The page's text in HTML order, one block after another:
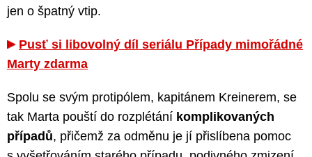
jen o špatný vtip.
Pusť si libovolný díl seriálu Případy mimořádné
Marty zdarma
Spolu se svým protipólem, kapitánem Kreinerem, se
tak Marta pouští do rozplétání komplikovaných
případů, přičemž za odměnu je jí přislíbena pomoc